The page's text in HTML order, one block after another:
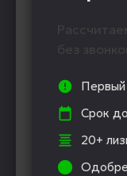
без
Первый
Срок
20+